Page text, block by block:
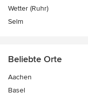
Wetter (Ruhr)
Selm
Beliebte Orte
Aachen
Basel